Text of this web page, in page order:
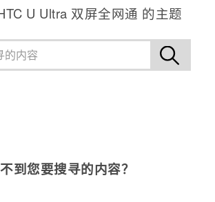
U Ultra 双屏全网通 的主题
到您要搜寻的内容？